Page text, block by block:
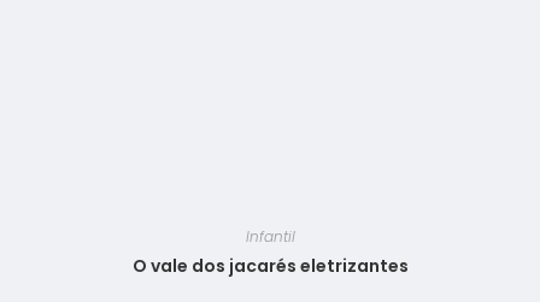
Infantil
O vale dos jacarés eletrizantes